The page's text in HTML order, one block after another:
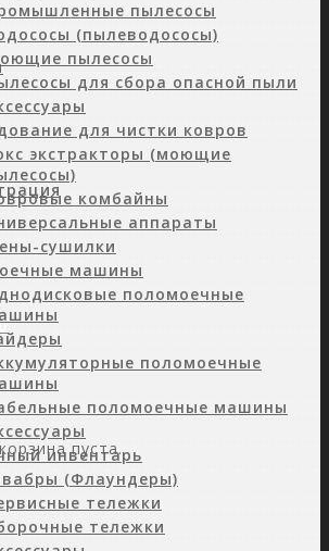
пуста.
пылесосы
(пылеводососы)
пылесосы
для сбора опасной пыли
для чистки ковров
экстракторы (моющие
комбайны
аппараты
сушилки
машины
поломоечные
поломоечные
поломоечные машины
инвентарь
(Флаундеры)
тележки
тележки